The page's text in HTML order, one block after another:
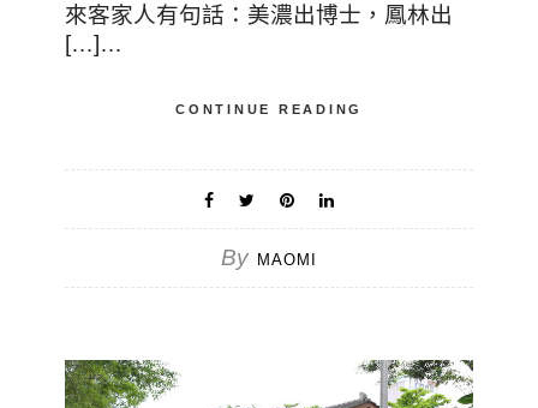
來客家人有句話：美濃出博士，鳳林出
[…]…
CONTINUE READING
By MAOMI